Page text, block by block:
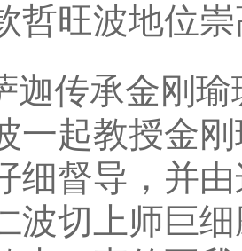
哲旺波地位
迦传承金刚
一起教授金
细督导，并
波切上师巨